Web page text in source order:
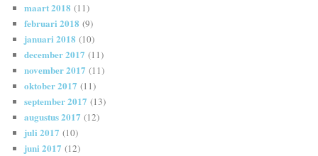
maart 2018 (11)
februari 2018 (9)
januari 2018 (10)
december 2017 (11)
november 2017 (11)
oktober 2017 (11)
september 2017 (13)
augustus 2017 (12)
juli 2017 (10)
juni 2017 (12)